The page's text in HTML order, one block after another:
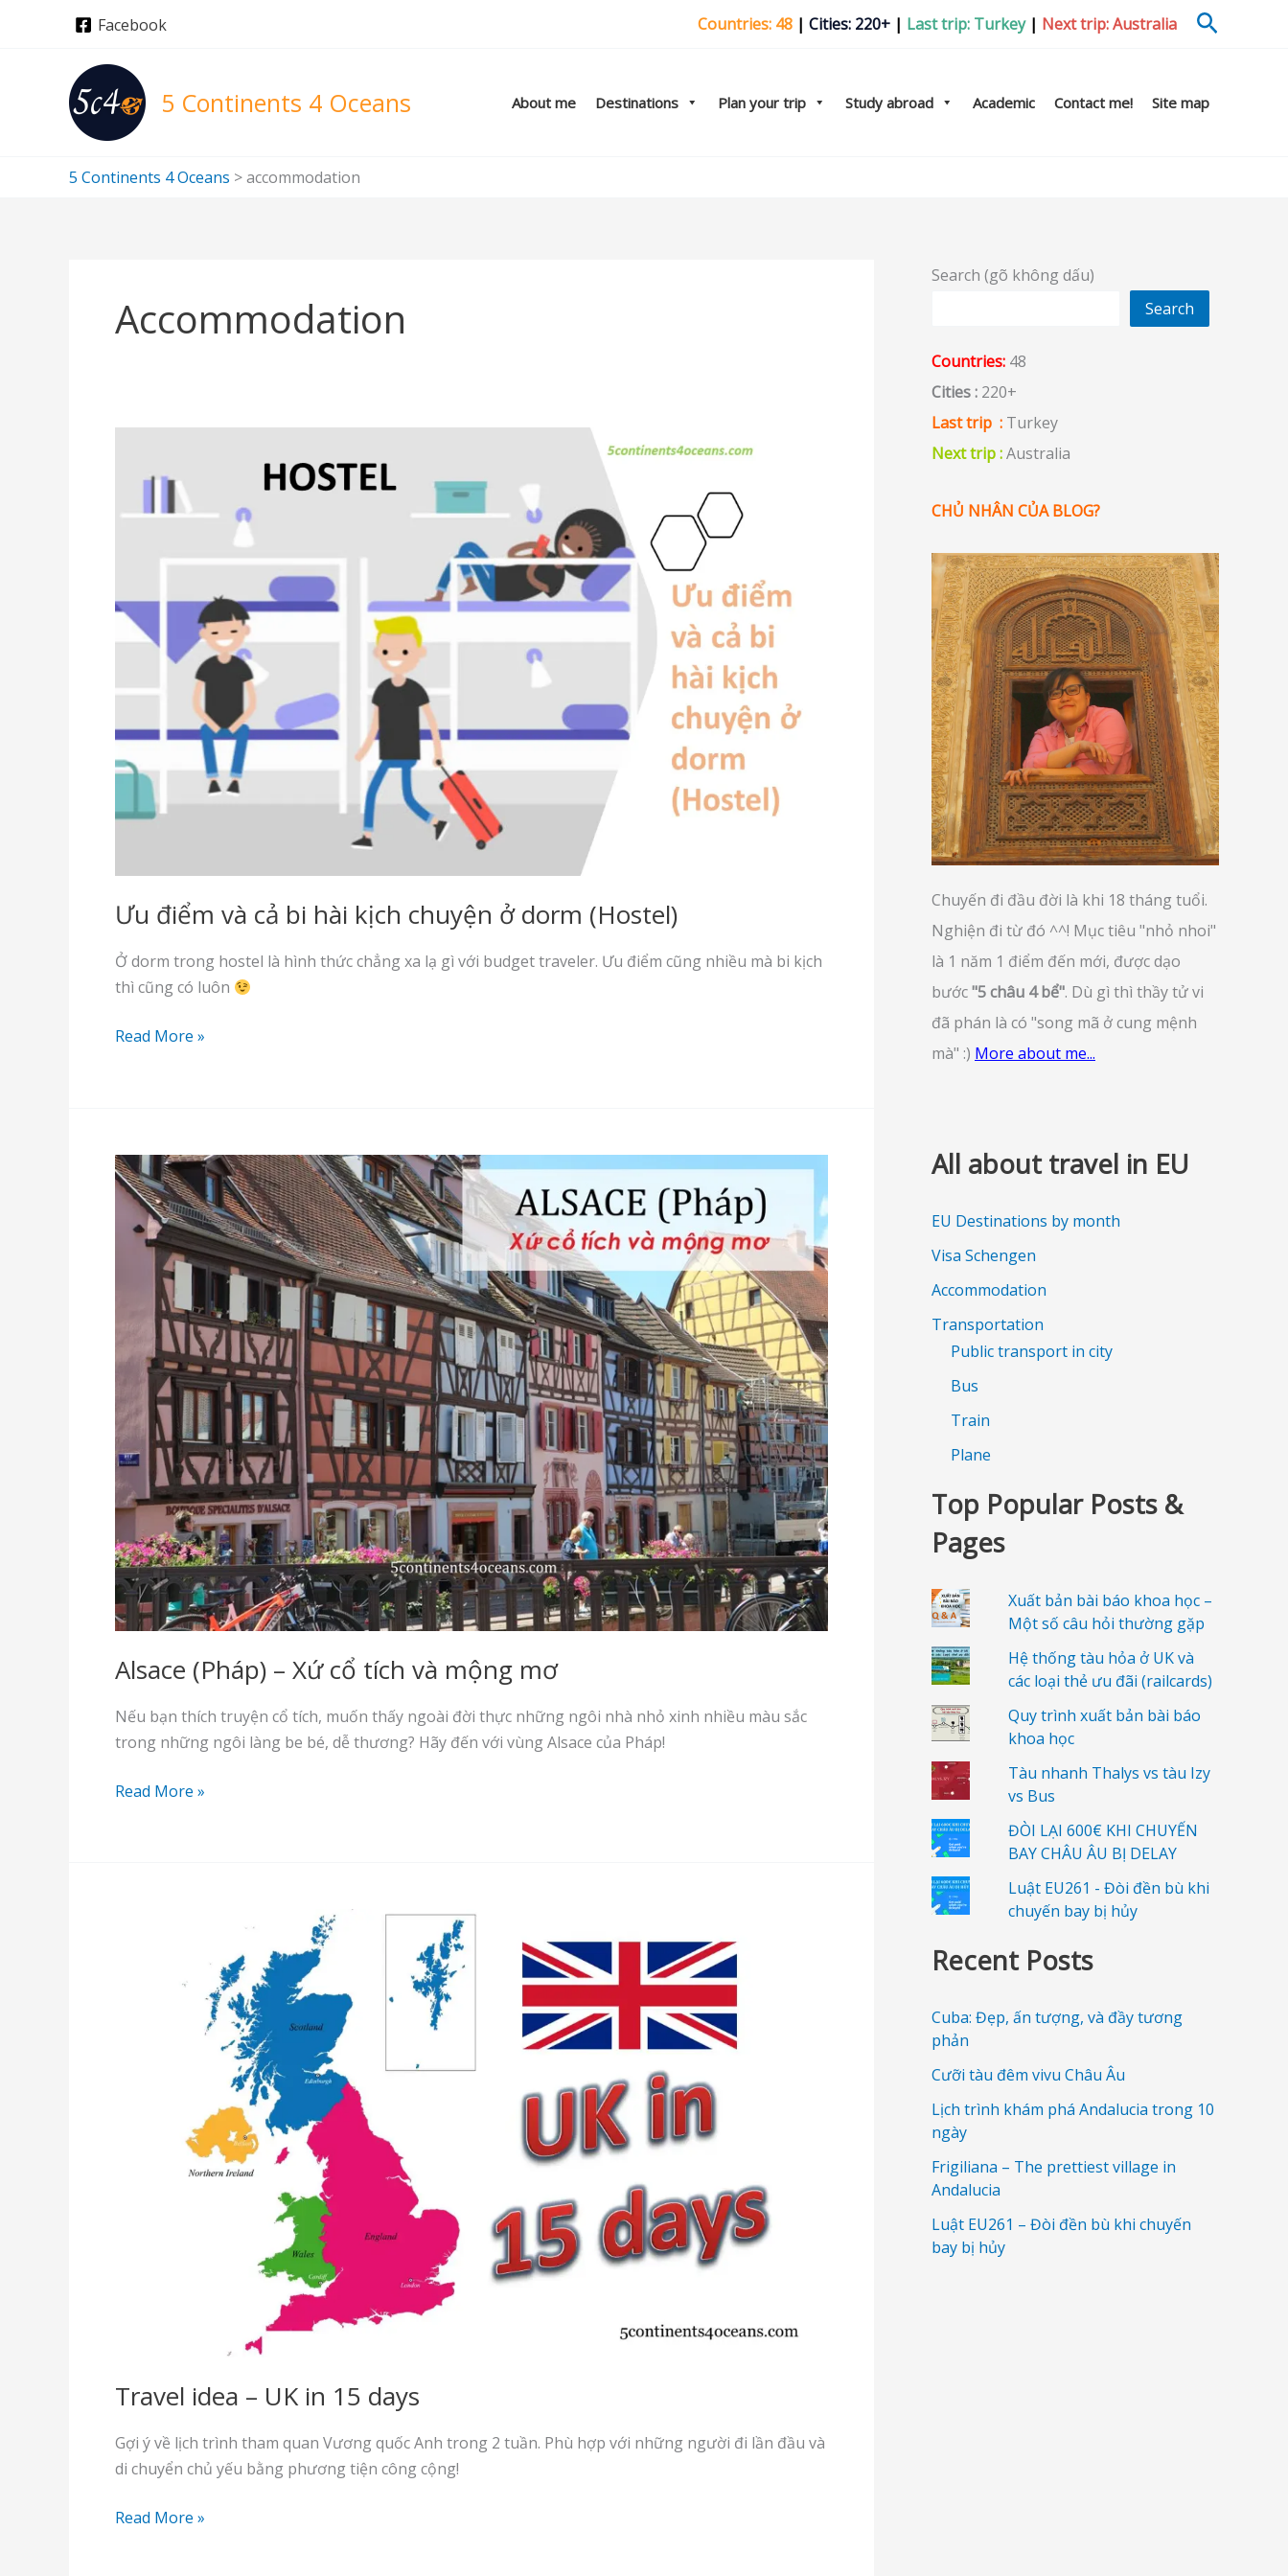
Facebook Countries: 48| Cities: 220+| Last trip: Turkey | Next trip: Australia Search
5 Continents 4 Oceans About me Destinations Plan your trip Study abroad Academic Contact me! Site map
5 Continents 4 Oceans >accommodation
Accommodation
Ưu điểm và cả bi hài kịch chuyện ở dorm (Hostel)
Ở dorm trong hostel là hình thức chẳng xa lạ gì với budget traveler. Ưu điểm cũng nhiều mà bi kịch
thì cũng có luôn
Ưu
hài
kịch
chuyện
(Hostel)
Read More »
Alsace (Pháp) – Xứ cổ tích và mộng mơ
Nếu bạn thích truyện cổ tích, muốn thấy ngoài đời thực những ngôi nhà nhỏ xinh nhiều màu sắc
trong những ngôi làng be bé, dễ thương? Hãy đến với vùng Alsace của Pháp!
Alsace
Read More »
Travel idea – UK in 15 days
Gợi ý về lịch trình tham quan Vương quốc Anh trong 2 tuần. Phù hợp với những người đi lần đầu và
di chuyển chủ yếu bằng phương tiện công cộng!
Travel
Read More »
Search (gõ không dấu)
Search
Countries: 48
Cities : 220+
Last trip : Turkey
Next trip :Australia
CHỦ NHÂN CỦA BLOG?
Chuyến đi đầu đời là khi 18 tháng tuổi.
Nghiện đi từ đó ^^! Mục tiêu "nhỏ nhoi"
là 1 năm 1 điểm đến mới, được dạo
bước"5 châu 4 bể". Dù gì thì thầy tử vi
đã phán là có "song mã ở cung mệnh
mà" :) More about me...
All about travel in EU
EU Destinations by month
Visa Schengen
Accommodation
Transportation
Public transport in city
Bus
Train
Plane
Top Popular Posts &
Pages
Xuất bản bài báo khoa học –
Một số câu hỏi thường gặp
Hệ thống tàu hỏa ở UK và
các loại thẻ ưu đãi (railcards)
Quy trình xuất bản bài báo
khoa học
Tàu nhanh Thalys vs tàu Izy
vs Bus
ĐÒI LẠI 600€ KHI CHUYẾN
BAY CHÂU ÂU BỊ DELAY
Luật EU261 - Đòi đền bù khi
chuyến bay bị hủy
Recent Posts
Cuba: Đẹp, ấn tượng, và đầy tương
phản
Cưỡi tàu đêm vivu Châu Âu
Lịch trình khám phá Andalucia trong 10
ngày
Frigiliana – The prettiest village in
Andalucia
Luật EU261 – Đòi đền bù khi chuyến
bay bị hủy